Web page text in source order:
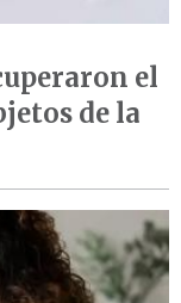
el
de la